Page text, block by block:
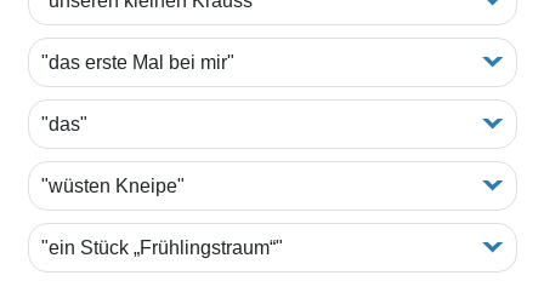
"das erste Mal bei mir"
"das"
"wüsten Kneipe"
"ein Stück „Frühlingstraum“"